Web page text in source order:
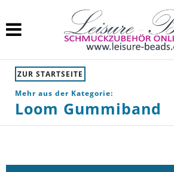
ZUR STARTSEITE
Mehr aus der Kategorie:
Loom Gummiband